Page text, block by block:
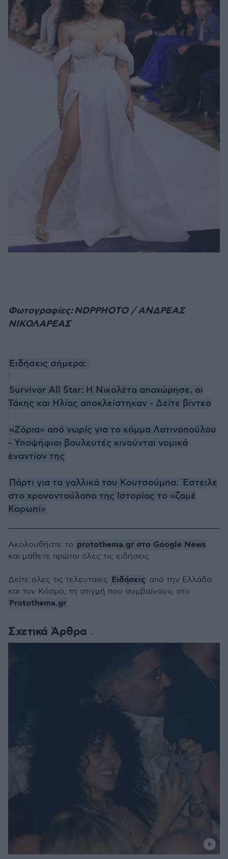
Φωτογραφίες: NDPPHOTO / ΑΝΔΡΕΑΣ
ΝΙΚΟΛΑΡΕΑΣ
Ειδήσεις σήμερα:
Survivor All Star: Η Νικολέτα αποχώρησε, οι
Τάκης και Ηλίας αποκλείστηκαν - Δείτε βίντεο
«Ζόρια» από νωρίς για το κόμμα Λατινοπούλου
- Υποψήφιοι βουλευτές κινούνται νομικά
εναντίον της
Πάρτι για τα γαλλικά του Κουτσούμπα: Έστειλε
στο χρονοντούλαπο της Ιστορίας το «ζαμέ
Κορωπί»
Σχετικά Άρθρα
Ακολουθήστε το protothema.gr στο Google News
και μάθετε πρώτοι όλες τις ειδήσεις
Δείτε όλες τις τελευταίες Ειδήσεις από την Ελλάδα
και τον Κόσμο, τη στιγμή που συμβαίνουν, στο
Protothema.gr